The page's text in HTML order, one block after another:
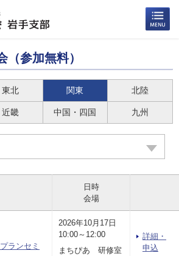
参加無料）
東北 関東 北陸
近畿 中国・四国 九州
日時
会場
ランセミ
2026年10月17日
10:00～12:00
まちぴあ 研修室
詳細・
申込